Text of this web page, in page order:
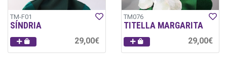
TM-F01
SÍNDRIA
29,00€
TM076
TITELLA MARGARITA
29,00€